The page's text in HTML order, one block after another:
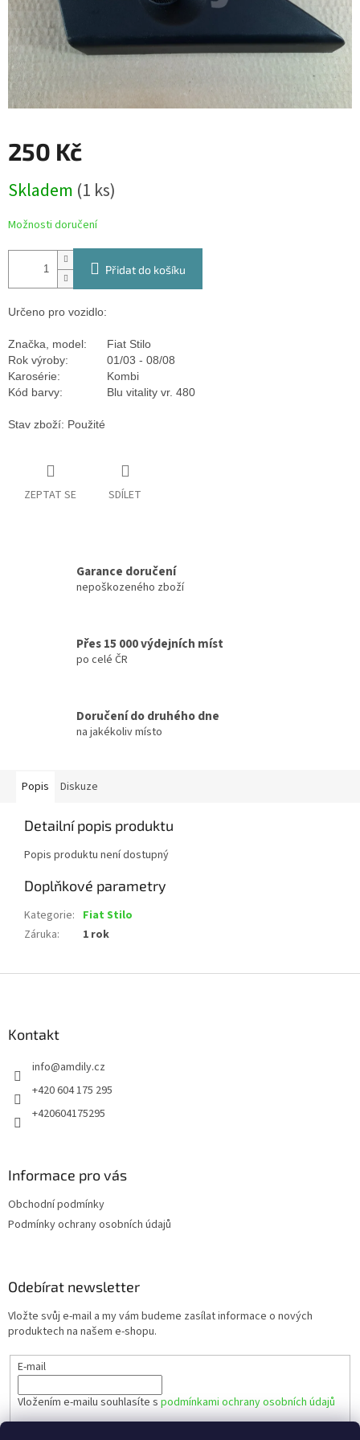
250 Kč
cena:
Skladem (1 ks)
Možnosti doručení
Přidat do košíku
Určeno pro vozidlo:
Značka, model:
Fiat Stilo
Rok výroby:
01/03 - 08/08
Karosérie:
Kombi
Kód barvy:
Blu vitality vr. 480
Stav zboží: Použité
ZEPTAT SE SDÍLET
Garance doručení
nepoškozeného zboží
Přes 15 000 výdejních míst
po celé ČR
Doručení do druhého dne
na jakékoliv místo
Popis Diskuze
Detailní popis produktu
Popis produktu není dostupný
Doplňkové parametry
Kategorie: Fiat Stilo
Záruka: 1 rok
Kontakt
info@amdily.cz
+420 604 175 295
+420604175295
Informace pro vás
Obchodní podmínky
Podmínky ochrany osobních údajů
Odebírat newsletter
Vložte svůj e-mail a my vám budeme zasílat informace o nových
produktech na našem e-shopu.
E-mail
Vložením e-mailu souhlasíte s podmínkami ochrany osobních údajů